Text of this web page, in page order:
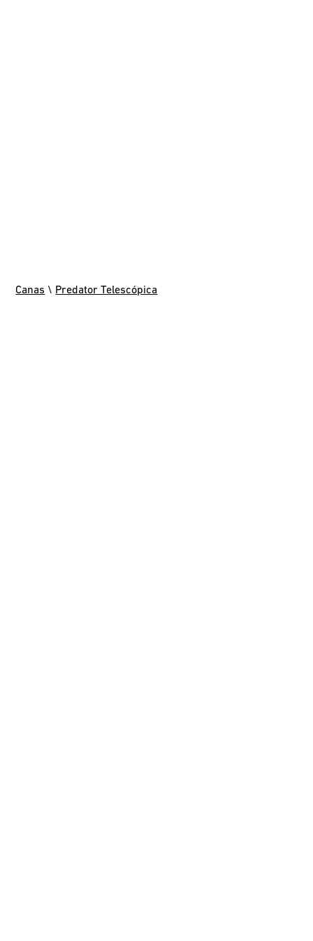
Canas \ Predator Telescópica